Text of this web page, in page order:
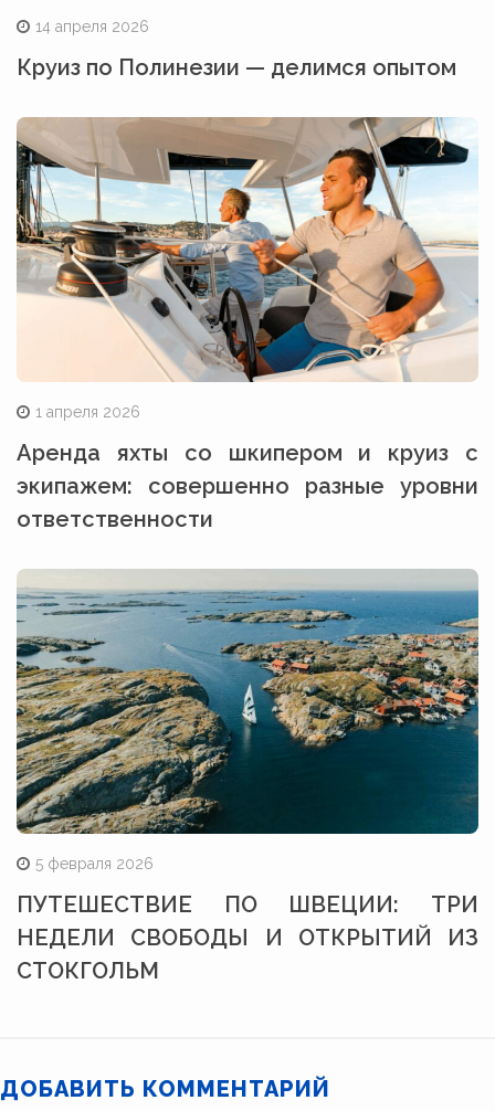
14 апреля 2026
Круиз по Полинезии — делимся опытом
1 апреля 2026
Аренда яхты со шкипером и круиз с
экипажем: совершенно разные уровни
ответственности
5 февраля 2026
ПУТЕШЕСТВИЕ ПО ШВЕЦИИ: ТРИ
НЕДЕЛИ СВОБОДЫ И ОТКРЫТИЙ ИЗ
СТОКГОЛЬМ
ДОБАВИТЬ КОММЕНТАРИЙ